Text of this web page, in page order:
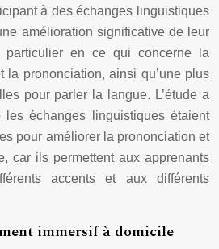
à des échanges linguistiques
amélioration significative de leur
en ce qui concerne la
la prononciation, ainsi qu’une plus
pour parler la langue. L’étude a
les échanges linguistiques étaient
pour améliorer la prononciation et
car ils permettent aux apprenants
accents et aux différents
immersif à domicile